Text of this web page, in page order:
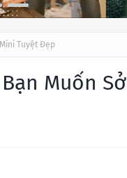
Tuyệt Đẹp
Muốn Sở